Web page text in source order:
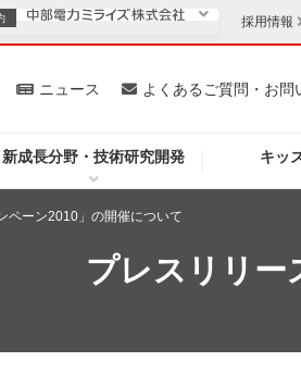
新成長分野・技術研究開発 キッ
ニュース よくあるご質問・お問
安定供給
企業情報
法人のお
採用情報
ペーン2010」の開催について
プレスリリー